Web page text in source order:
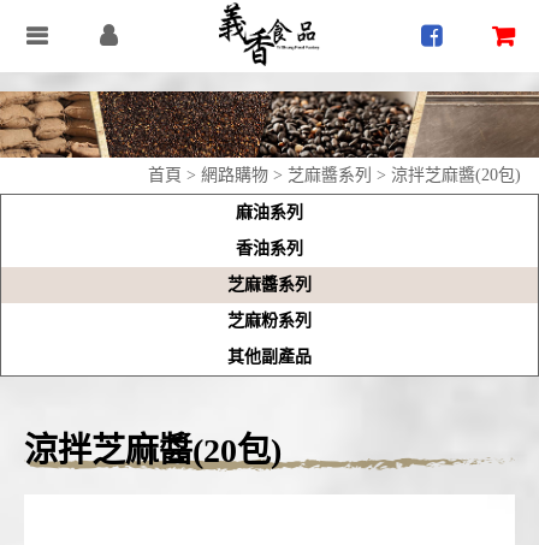
首頁 > 網路購物 > 芝麻醬系列 > 涼拌芝麻醬(20包)
麻油系列
香油系列
芝麻醬系列
芝麻粉系列
其他副產品
涼拌芝麻醬(20包)